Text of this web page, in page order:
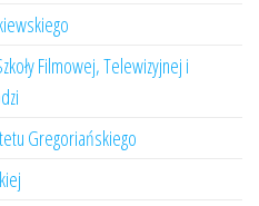
Filmowej, Telewizyjnej i
Gregoriańskiego